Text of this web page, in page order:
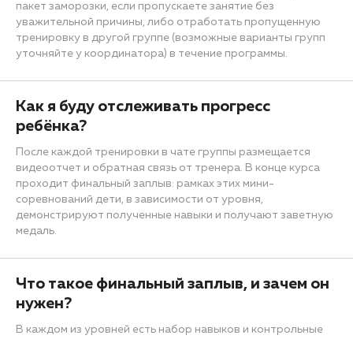
пакет заморозки, если пропускаете занятие без
уважительной причины, либо отработать пропущенную
тренировку в другой группе (возможные варианты групп
уточняйте у координатора) в течение программы.
Как я буду отслеживать прогресс
ребёнка?
После каждой тренировки в чате группы размещается
видеоотчет и обратная связь от тренера. В конце курса
проходит финальный заплыв: рамках этих мини-
соревнований дети, в зависимости от уровня,
демонстрируют полученные навыки и получают заветную
медаль.
Что такое финальный заплыв, и зачем он
нужен?
В каждом из уровней есть набор навыков и контрольные